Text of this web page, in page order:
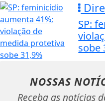
SP:
sobe
NOSSAS
Receba as notícias